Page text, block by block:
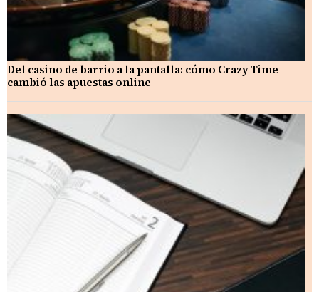
Del casino de barrio a la pantalla: cómo Crazy Time
cambió las apuestas online